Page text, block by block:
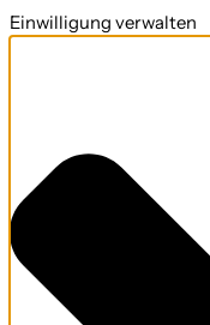
Einwilligung verwalten